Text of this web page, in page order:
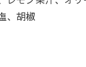
、胡椒